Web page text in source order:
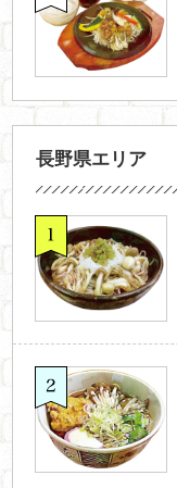
長野県エリア